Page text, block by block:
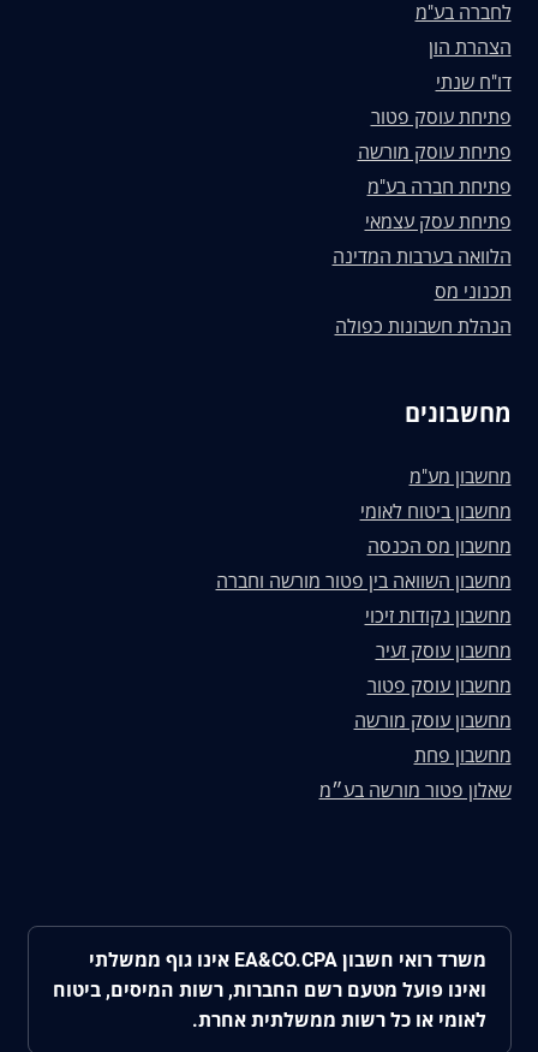
לחברה בע"מ
הצהרת הון
דו"ח שנתי
פתיחת עוסק פטור
פתיחת עוסק מורשה
פתיחת חברה בע"מ
פתיחת עסק עצמאי
הלוואה בערבות המדינה
תכנוני מס
הנהלת חשבונות כפולה
מחשבונים
מחשבון מע"מ
מחשבון ביטוח לאומי
מחשבון מס הכנסה
מחשבון השוואה בין פטור מורשה וחברה
מחשבון נקודות זיכוי
מחשבון עוסק זעיר
מחשבון עוסק פטור
מחשבון עוסק מורשה
מחשבון פחת
שאלון פטור מורשה בע״מ
משרד רואי חשבון EA&CO.CPA אינו גוף ממשלתי
ואינו פועל מטעם רשם החברות, רשות המיסים, ביטוח
לאומי או כל רשות ממשלתית אחרת.